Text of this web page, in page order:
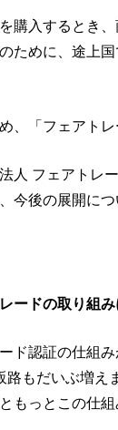
購入するとき
ために、途上
、「フェアト
人 フェアトレ
今後の展開につ
ドの取り組み
ド認証の仕組
もだいぶ増
もっとこの仕